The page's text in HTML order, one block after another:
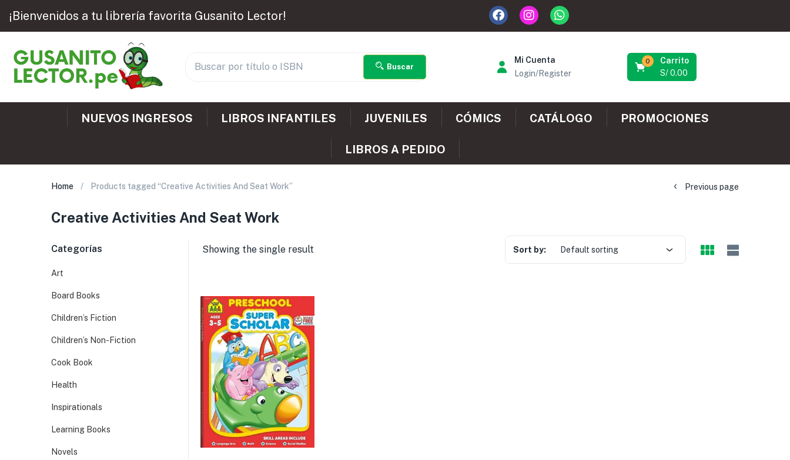
¡Bienvenidos a tu librería favorita Gusanito Lector!
Buscar
Mi Cuenta
Login/Register
Carrito
0
S/0.00
NUEVOS INGRESOS LIBROS INFANTILES JUVENILES CÓMICS CATÁLOGO PROMOCIONES
LIBROS A PEDIDO
Home Products tagged “Creative Activities And Seat Work” Previous page
Creative Activities And Seat Work
Showing the single result Sort by: Default sorting
Categorías
Art
Board Books
Children’s Fiction
Children’s Non-Fiction
Cook Book
Health
Inspirationals
Learning Books
Novels